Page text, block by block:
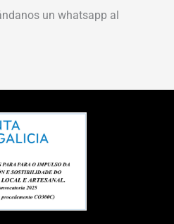
un whatsapp al